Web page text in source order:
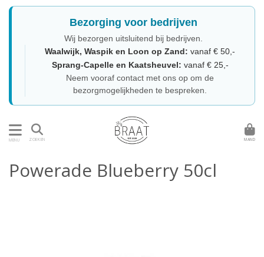
Bezorging voor bedrijven
Wij bezorgen uitsluitend bij bedrijven.
Waalwijk, Waspik en Loon op Zand: vanaf € 50,-
Sprang-Capelle en Kaatsheuvel: vanaf € 25,-
Neem vooraf contact met ons op om de
bezorgmogelijkheden te bespreken.
MENU ZOEKEN MAND
Powerade Blueberry 50cl